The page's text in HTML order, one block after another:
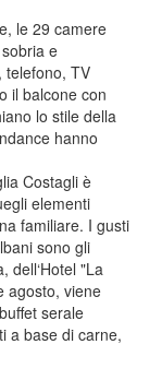
le 29 camere
e
telefono, TV
il balcone con
lo stile della
hanno
Costagli è
elementi
familiare. I gusti
sono gli
dell‘Hotel "La
agosto, viene
serale
a base di carne,